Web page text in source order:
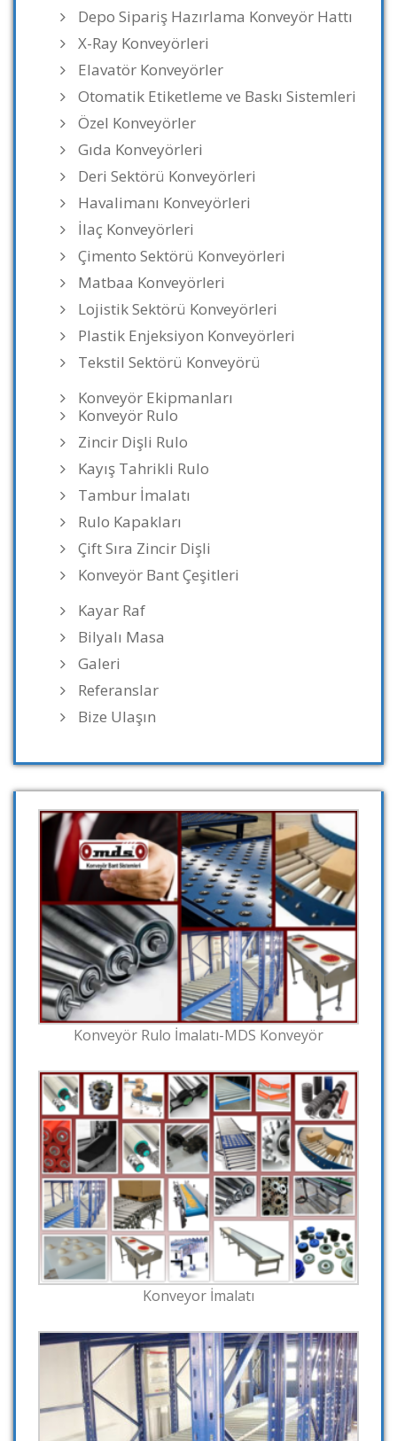
Depo Sipariş Hazırlama Konveyör Hattı
X-Ray Konveyörleri
Elavatör Konveyörler
Otomatik Etiketleme ve Baskı Sistemleri
Özel Konveyörler
Gıda Konveyörleri
Deri Sektörü Konveyörleri
Havalimanı Konveyörleri
İlaç Konveyörleri
Çimento Sektörü Konveyörleri
Matbaa Konveyörleri
Lojistik Sektörü Konveyörleri
Plastik Enjeksiyon Konveyörleri
Tekstil Sektörü Konveyörü
Konveyör Ekipmanları
Konveyör Rulo
Zincir Dişli Rulo
Kayış Tahrikli Rulo
Tambur İmalatı
Rulo Kapakları
Çift Sıra Zincir Dişli
Konveyör Bant Çeşitleri
Kayar Raf
Bilyalı Masa
Galeri
Referanslar
Bize Ulaşın
Konveyör Rulo İmalatı-MDS Konveyör
Konveyor İmalatı